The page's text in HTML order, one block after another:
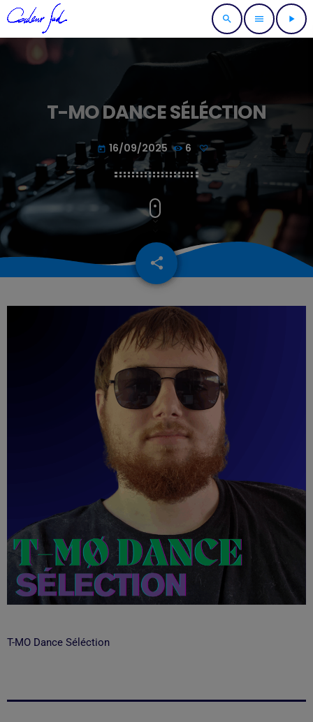
search menu play_arrow
T-MO DANCE SÉLÉCTION
today 16/09/2025 6
share
email
T-MO Dance Séléction